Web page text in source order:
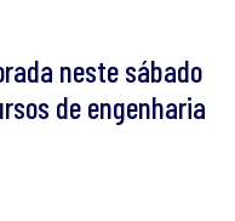
neste sábado
de engenharia